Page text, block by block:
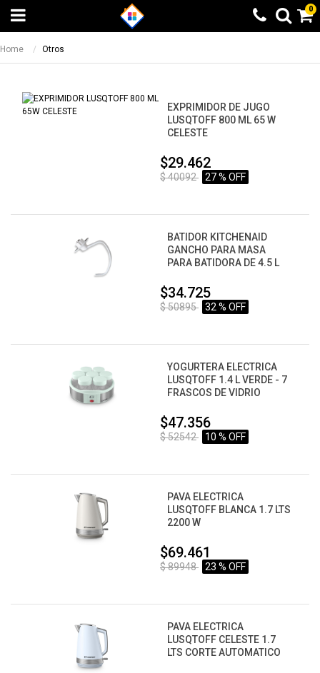
0
Home Otros
EXPRIMIDOR DE JUGO
LUSQTOFF 800 ML 65 W
CELESTE
$29.462
$ 40092 27 % OFF
BATIDOR KITCHENAID
GANCHO PARA MASA
PARA BATIDORA DE 4.5 L
$34.725
$ 50895 32 % OFF
YOGURTERA ELECTRICA
LUSQTOFF 1.4 L VERDE - 7
FRASCOS DE VIDRIO
$47.356
$ 52542 10 % OFF
PAVA ELECTRICA
LUSQTOFF BLANCA 1.7 LTS
2200 W
$69.461
$ 89948 23 % OFF
PAVA ELECTRICA
LUSQTOFF CELESTE 1.7
LTS CORTE AUTOMATICO